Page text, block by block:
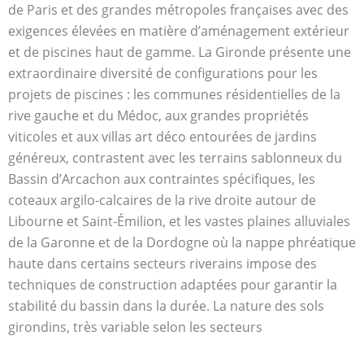
de Paris et des grandes métropoles françaises avec des
exigences élevées en matière d’aménagement extérieur
et de piscines haut de gamme. La Gironde présente une
extraordinaire diversité de configurations pour les
projets de piscines : les communes résidentielles de la
rive gauche et du Médoc, aux grandes propriétés
viticoles et aux villas art déco entourées de jardins
généreux, contrastent avec les terrains sablonneux du
Bassin d’Arcachon aux contraintes spécifiques, les
coteaux argilo-calcaires de la rive droite autour de
Libourne et Saint-Émilion, et les vastes plaines alluviales
de la Garonne et de la Dordogne où la nappe phréatique
haute dans certains secteurs riverains impose des
techniques de construction adaptées pour garantir la
stabilité du bassin dans la durée. La nature des sols
girondins, très variable selon les secteurs